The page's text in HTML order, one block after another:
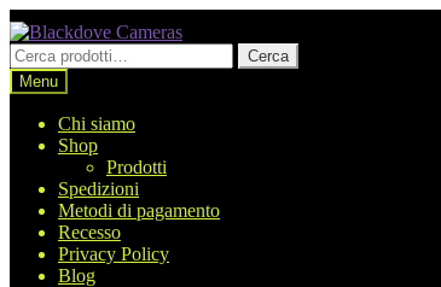
Vai
alla
navigazione
Vai
al
contenuto
Cerca:
Cerca
Menu
Chi siamo
Shop
Prodotti
Spedizioni
Metodi di pagamento
Recesso
Privacy Policy
Blog